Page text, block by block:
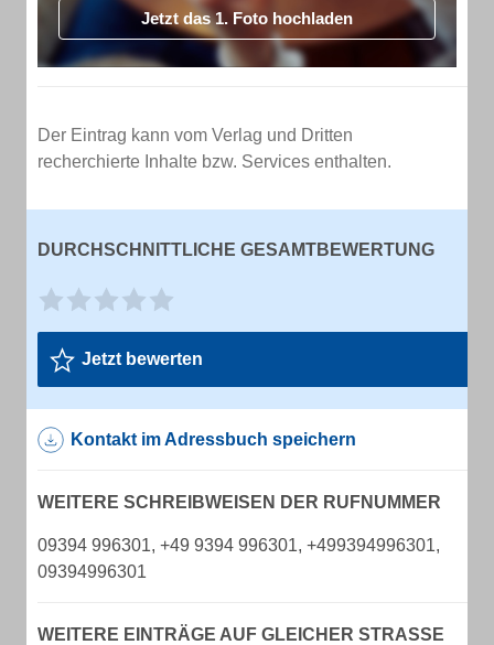
Jetzt das 1. Foto hochladen
Der Eintrag kann vom Verlag und Dritten
recherchierte Inhalte bzw. Services enthalten.
DURCHSCHNITTLICHE GESAMTBEWERTUNG
Jetzt bewerten
Kontakt im Adressbuch speichern
WEITERE SCHREIBWEISEN DER RUFNUMMER
09394 996301, +49 9394 996301, +499394996301,
09394996301
WEITERE EINTRÄGE AUF GLEICHER STRASSE